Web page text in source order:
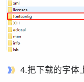
4.把下载的字体